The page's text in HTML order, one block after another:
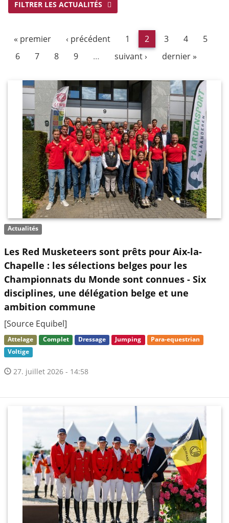
FILTRER LES ACTUALITÉS
« premier ‹ précédent 1 2 3 4
5
6
7 8 9 … suivant › dernier »
Actualités
Les Red Musketeers sont prêts pour Aix-la-
Chapelle : les sélections belges pour les
Championnats du Monde sont connues - Six
disciplines, une délégation belge et une
ambition commune
[Source Equibel]
Attelage Complet Dressage Jumping
Para-equestrian
Voltige
27. juillet 2026 - 14:58